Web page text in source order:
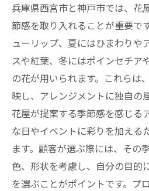
兵庫県西宮市と神戸市では、花
節感を取り入れることが重要で
ューリップ、夏にはひまわりや
スや紅葉、冬にはポインセチア
の花が用いられます。これらは
映し、アレンジメントに独自の
花屋が提案する季節感を感じる
な日やイベントに彩りを加える
ます。顧客が選ぶ際には、その
色、形状を考慮し、自分の目的
を選ぶことがポイントです。プ